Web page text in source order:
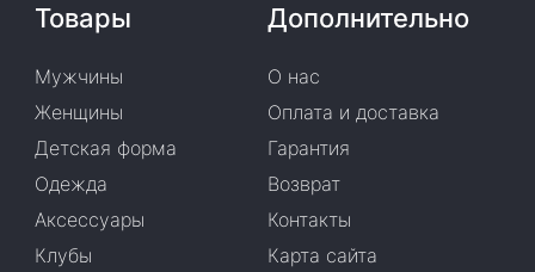
Товары
Мужчины
Женщины
Детская форма
Одежда
Аксессуары
Клубы
Дополнительно
О нас
Оплата и доставка
Гарантия
Возврат
Контакты
Карта сайта